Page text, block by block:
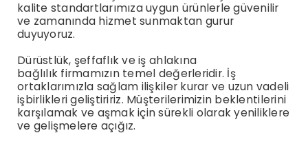
kalite standartlarımıza uygun ürünlerle güvenilir
ve zamanında hizmet sunmaktan gurur
duyuyoruz.
Dürüstlük, şeffaflık ve iş ahlakına
bağlılık firmamızın temel değerleridir. İş
ortaklarımızla sağlam ilişkiler kurar ve uzun vadeli
işbirlikleri geliştiririz. Müşterilerimizin beklentilerini
karşılamak ve aşmak için sürekli olarak yeniliklere
ve gelişmelere açığız.